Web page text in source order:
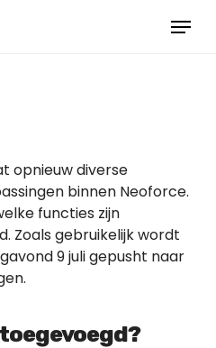
Menu
opnieuw diverse
binnen Neoforce.
functies zijn
Zoals gebruikelijk wordt
9 juli gepusht naar